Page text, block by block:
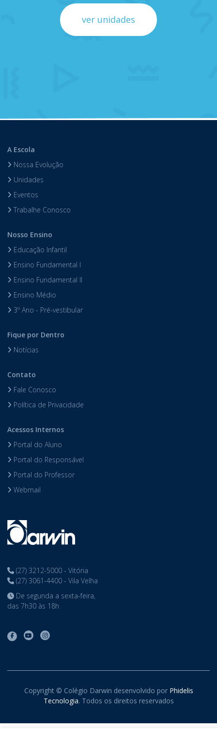
ver unidades
A Escola
Nossa Evolução
Unidades
Eventos
Trabalhe Conosco
Nosso Ensino
Educação Infantil
Ensino Fundamental I
Ensino Fundamental II
Ensino Médio
3º Ano - Pré-vestibular
Fique por Dentro
Notícias
Contato
Fale Conosco
Política de Privacidade
Acessos Internos
Portal do Aluno
Portal do Responsável
Portal do Professor
Webmail
(27) 3212-5000 - Vitória
(27) 3061-4400 - Vila Velha
De segunda a sexta-feira,
das 7h30 às 18h
Copyright © Colégio Darwin desenvolvido por Phidelis
Tecnologia. Todos os direitos reservados